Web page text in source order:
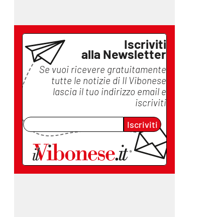
Iscriviti
alla Newsletter
Se vuoi ricevere gratuitamente
tutte le notizie di Il Vibonese
lascia il tuo indirizzo email e
iscriviti
Iscriviti